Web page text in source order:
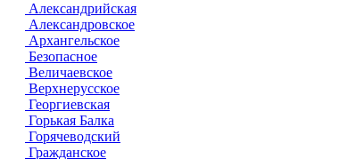
Александрийская
Александровское
Архангельское
Безопасное
Величаевское
Верхнерусское
Георгиевская
Горькая Балка
Горячеводский
Гражданское